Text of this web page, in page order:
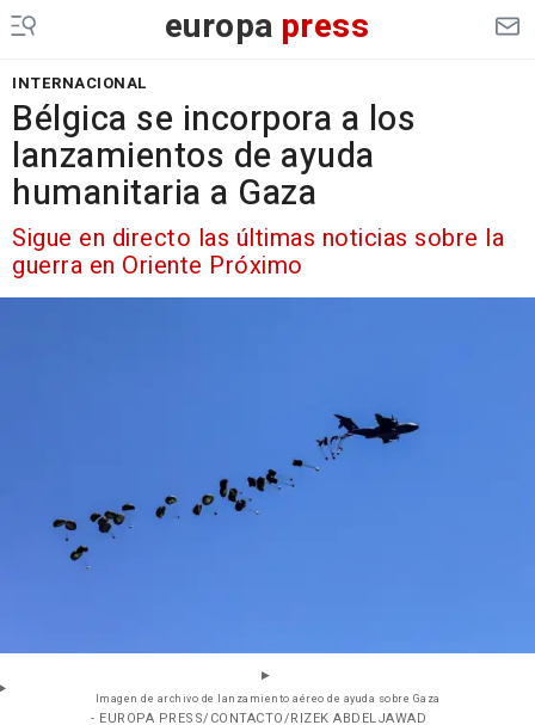
europa press
INTERNACIONAL
Bélgica se incorpora a los
lanzamientos de ayuda
humanitaria a Gaza
Sigue en directo las últimas noticias sobre la
guerra en Oriente Próximo
Imagen de archivo de lanzamiento aéreo de ayuda sobre Gaza
- EUROPA PRESS/CONTACTO/RIZEK ABDELJAWAD